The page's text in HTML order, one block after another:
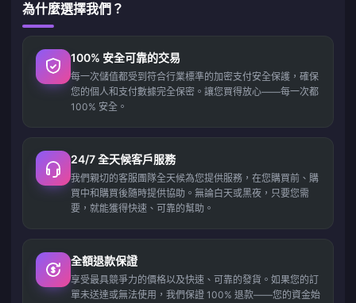
為什麼選擇我們？
100% 安全可靠的交易
每一次儲值都受到符合行業標準的加密支付安全保護，確保
您的個人和支付數據完全保密。讓您買得放心——每一次都
100% 安全。
24/7 全天候客戶服務
我們親切的客服團隊全天候為您提供服務，在您購買前、購
買中和購買後隨時提供協助。無論白天或黑夜，只要您需
要，就能獲得快速、可靠的幫助。
全額退款保證
享受最具競爭力的價格以及快速、可靠的發貨。如果您的訂
單未送達或無法使用，我們保證 100% 退款——您的資金始